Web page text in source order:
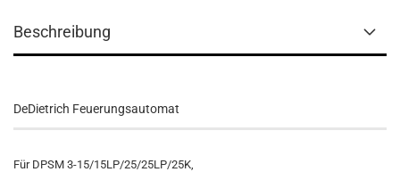
Beschreibung
DeDietrich Feuerungsautomat
Für DPSM 3-15/15LP/25/25LP/25K,